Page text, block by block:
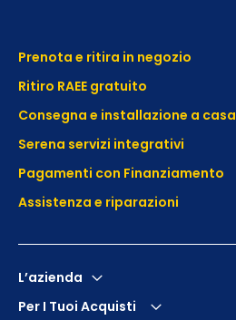
Prenota e ritira in negozio
Ritiro RAEE gratuito
Consegna e installazione a casa
Serena servizi integrativi
Pagamenti con Finanziamento
Assistenza e riparazioni
L’azienda
Per I Tuoi Acquisti